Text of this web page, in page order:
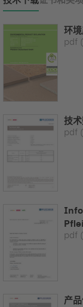
环
pdf
技
pdf
pdf
产